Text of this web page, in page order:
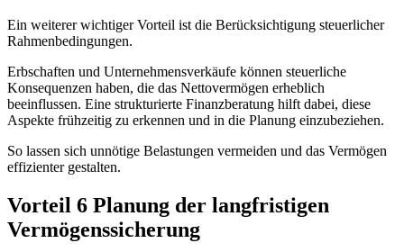
Ein weiterer wichtiger Vorteil ist die Berücksichtigung steuerlicher
Rahmenbedingungen.
Erbschaften und Unternehmensverkäufe können steuerliche
Konsequenzen haben, die das Nettovermögen erheblich
beeinflussen. Eine strukturierte Finanzberatung hilft dabei, diese
Aspekte frühzeitig zu erkennen und in die Planung einzubeziehen.
So lassen sich unnötige Belastungen vermeiden und das Vermögen
effizienter gestalten.
Vorteil 6 Planung der langfristigen
Vermögenssicherung